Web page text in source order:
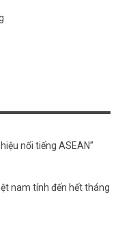
nổi tiếng ASEAN”
nam tính đến hết tháng